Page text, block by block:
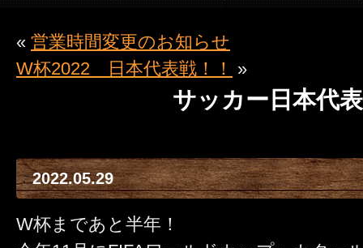
« 営業時間変更のお知らせ
W杯2022 日本代表戦！！
»
サッカー日本代
2022.05.29
W杯まであと半年！